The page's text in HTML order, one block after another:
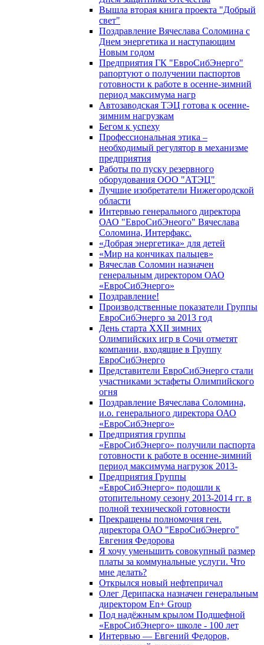
Вышла вторая книга проекта "Добрый
свет"
Поздравление Вячеслава Соломина с
Днем энергетика и наступающим
Новым годом
Предприятия ГК "ЕвроСибЭнерго"
рапортуют о получении паспортов
готовности к работе в осенне-зимний
период максимума нагр
Автозаводская ТЭЦ готова к осенне-
зимним нагрузкам
Бегом к успеху
Профессиональная этика –
необходимый регулятор в механизме
предприятия
Работы по пуску резервного
оборудования ООО "АТЭЦ"
Лучшие изобретатели Нижегородской
области
Интервью генерального директора
ОАО "ЕвроСибЭнеого" Вячеслава
Соломина, Интерфакс.
«Добрая энергетика» для детей
«Мир на кончиках пальцев»
Вячеслав Соломин назначен
генеральным директором ОАО
«ЕвроСибЭнерго»
Поздравление!
Производственные показатели Группы
ЕвроСибЭнерго за 2013 год
День старта XXII зимних
Олимпийских игр в Сочи отметят
компании, входящие в Группу
ЕвроСибЭнерго
Представители ЕвроСибЭнерго стали
участниками эстафеты Олимпийского
огня
Поздравление Вячеслава Соломина,
и.о. генерального директора ОАО
«ЕвроСибЭнерго»
Предприятия группы
«ЕвроСибЭнерго» получили паспорта
готовности к работе в осенне-зимний
период максимума нагрузок 2013-
Предприятия Группы
«ЕвроСибЭнерго» подошли к
отопительному сезону 2013-2014 гг. в
полной технической готовности
Прекращены полномочия ген.
директора ОАО "ЕвроСибЭнерго"
Евгения Федорова
Я хочу уменьшить совокупный размер
платы за коммунальные услуги. Что
мне делать?
Открылся новый нефтепричал
Олег Дерипаска назначен генеральным
директором En+ Group
Под надёжным крылом Подшефной
«ЕвроСибЭнерго» школе - 100 лет
Интервью — Евгений Федоров,